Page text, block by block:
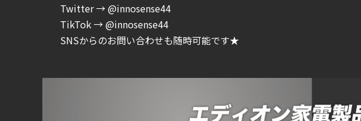
Twitter → @innosense44
TikTok → @innosense44
SNSからのお問い合わせも随時可能です★